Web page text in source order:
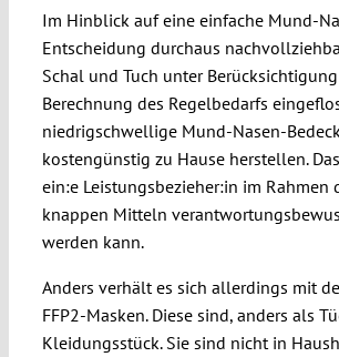
Im Hinblick auf eine einfache Mund-
Entscheidung durchaus
Schal und Tuch unter
Berechnung des Regelbedarfs
niedrigschwellige Mund-Nasen-
kostengünstig zu Hause herstellen.
ein:e Leistungsbezieher:in im
knappen Mitteln
werden kann.
Anders verhält es sich allerdings mit
FFP2-Masken. Diese sind, anders als
Kleidungsstück. Sie sind nicht in